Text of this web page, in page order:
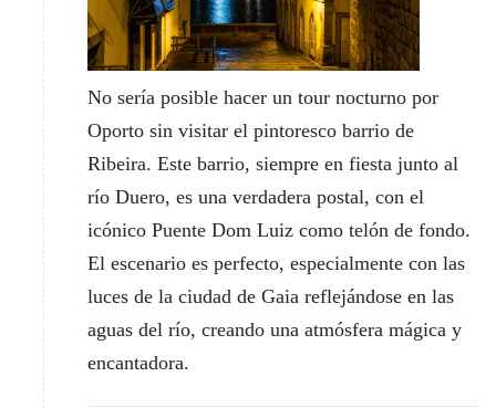
No sería posible hacer un tour nocturno por
Oporto sin visitar el pintoresco barrio de
Ribeira. Este barrio, siempre en fiesta junto al
río Duero, es una verdadera postal, con el
icónico Puente Dom Luiz como telón de fondo.
El escenario es perfecto, especialmente con las
luces de la ciudad de Gaia reflejándose en las
aguas del río, creando una atmósfera mágica y
encantadora.